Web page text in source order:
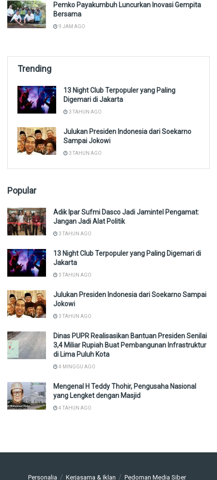
Pemko Payakumbuh Luncurkan Inovasi Gempita
Bersama
9 JAM AGO
Trending
13 Night Club Terpopuler yang Paling
Digemari di Jakarta
3 TAHUN AGO
Julukan Presiden Indonesia dari Soekarno
Sampai Jokowi
3 TAHUN AGO
Popular
Adik Ipar Sufmi Dasco Jadi Jamintel Pengamat:
Jangan Jadi Alat Politik
3 TAHUN AGO
13 Night Club Terpopuler yang Paling Digemari di
Jakarta
3 TAHUN AGO
Julukan Presiden Indonesia dari Soekarno Sampai
Jokowi
3 TAHUN AGO
Dinas PUPR Realisasikan Bantuan Presiden Senilai
3,4 Miliar Rupiah Buat Pembangunan Infrastruktur
di Lima Puluh Kota
4 MINGGU AGO
Mengenal H Teddy Thohir, Pengusaha Nasional
yang Lengket dengan Masjid
4 TAHUN AGO
Personalia Kerjasama & Iklan Pedoman Media Siber